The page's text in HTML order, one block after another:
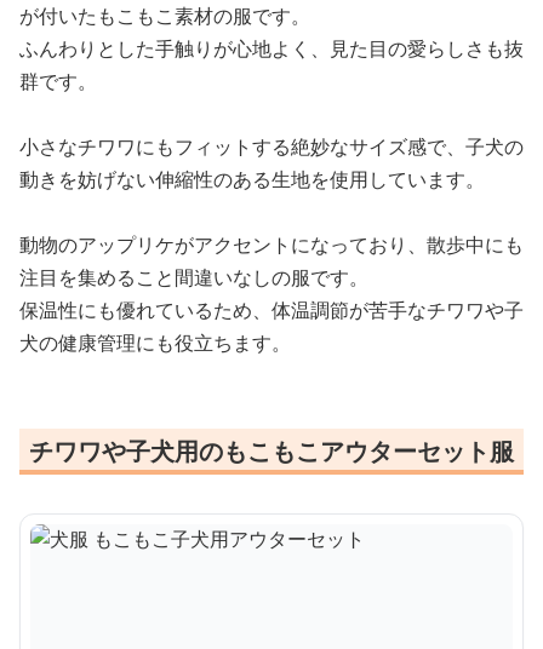
が付いたもこもこ素材の服です。
ふんわりとした手触りが心地よく、見た目の愛らしさも抜
群です。
小さなチワワにもフィットする絶妙なサイズ感で、子犬の
動きを妨げない伸縮性のある生地を使用しています。
動物のアップリケがアクセントになっており、散歩中にも
注目を集めること間違いなしの服です。
保温性にも優れているため、体温調節が苦手なチワワや子
犬の健康管理にも役立ちます。
チワワや子犬用のもこもこアウターセット服